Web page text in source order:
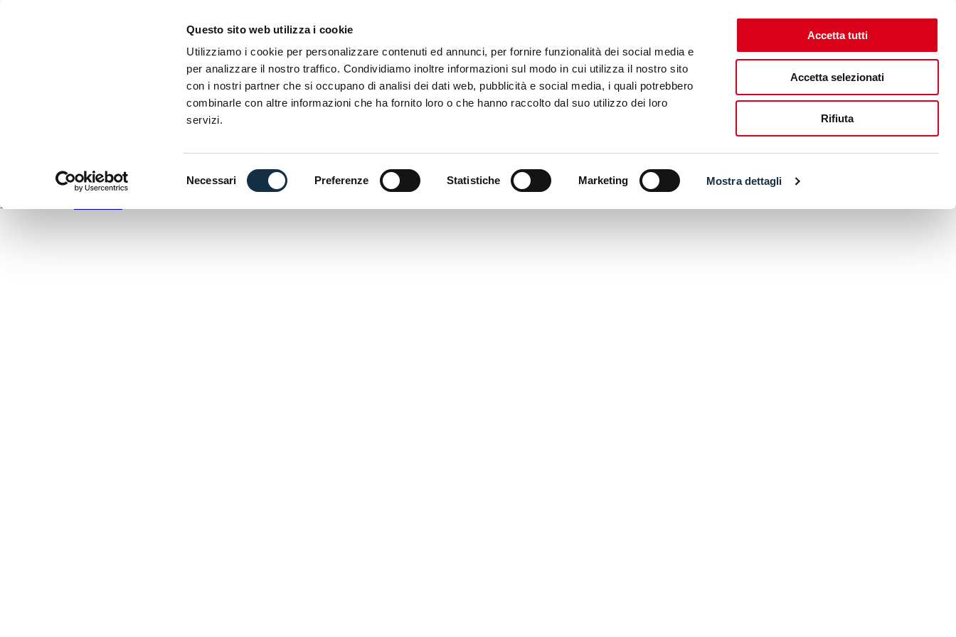
Questo sito web utilizza i cookie
Utilizziamo i cookie per personalizzare contenuti ed annunci, per fornire funzionalità dei social media e
per analizzare il nostro traffico. Condividiamo inoltre informazioni sul modo in cui utilizza il nostro sito
con i nostri partner che si occupano di analisi dei dati web, pubblicità e social media, i quali potrebbero
combinarle con altre informazioni che ha fornito loro o che hanno raccolto dal suo utilizzo dei loro
servizi.
Necessari Preferenze Statistiche Marketing Mostra dettagli
Accetta tutti
Accetta selezionati
Rifiuta
Esposizione internazionale delle due ruote
A77I4278
Dimensione: 2.47 MB
Creata: 10-11-2023
Aggiornato: 10-11-2023
EICMA utilizza